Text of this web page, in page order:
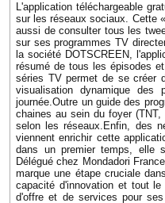
L'application téléchargeable
sur les réseaux sociaux. Cette «
aussi de consulter tous les
sur ses programmes TV
la société DOTSCREEN,
résumé de tous les épisodes
séries TV permet de se créer
visualisation dynamique
journée.Outre un guide des
chaines au sein du foyer
selon les réseaux. Enfin, des
viennent enrichir cette
dans un premier temps, elle
Délégué chez Mondadori
marque une étape cruciale
capacité d'innovation et tout
d'offre et de services pour